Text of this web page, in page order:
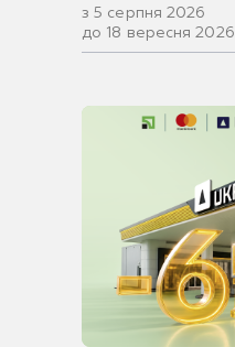
з 5 серпня 2026
до 18 вересня 2026